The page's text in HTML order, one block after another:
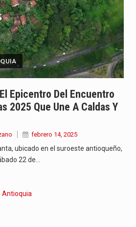
Epicentro Del Encuentro
2025 Que Une A Caldas Y
febrero 14, 2025
ubicado en el suroeste antioqueño,
22 de…
Antioquia